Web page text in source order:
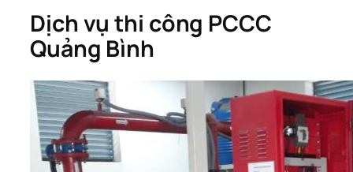
Dịch vụ thi công PCCC
Quảng Bình